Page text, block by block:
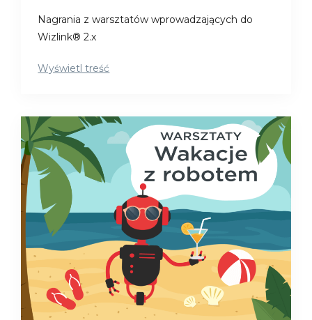
Nagrania z warsztatów wprowadzających do
Wizlink® 2.x
Wyświetl treść